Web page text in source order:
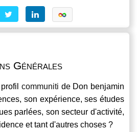
Générales
communiti de Don benjamin
son expérience, ses études
parlées, son secteur d'activité,
et tant d'autres choses ?